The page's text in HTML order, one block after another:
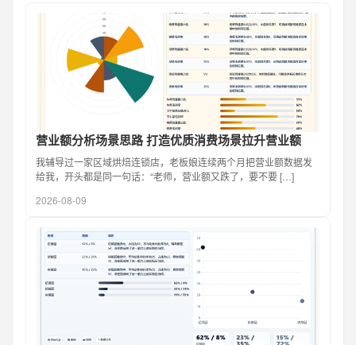
营业额分析场景思路 打造优质消费场景拉升营业额
我辅导过一家区域烘焙连锁店，老板娘连续两个月把营业额数据发
给我，开头都是同一句话：“老师，营业额又跌了，要不要 […]
2026-08-09